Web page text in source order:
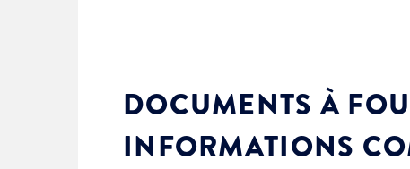
DOCUMENTS À
INFORMATIONS